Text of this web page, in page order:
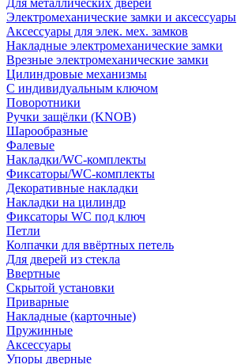
Для металлических дверей
Электромеханические замки и аксессуары
Аксессуары для элек. мех. замков
Накладные электромеханические замки
Врезные электромеханические замки
Цилиндровые механизмы
С индивидуальным ключом
Поворотники
Ручки защёлки (KNOB)
Шарообразные
Фалевые
Накладки/WC-комплекты
Фиксаторы/WC-комплекты
Декоративные накладки
Накладки на цилиндр
Фиксаторы WC под ключ
Петли
Колпачки для ввёртных петель
Для дверей из стекла
Ввертные
Скрытой установки
Приварные
Накладные (карточные)
Пружинные
Аксессуары
Упоры дверные